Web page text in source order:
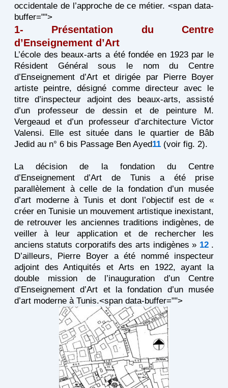
occidentale de l’approche de ce métier. <span data-
buffer="">
1- Présentation du Centre
d’Enseignement d’Art
L’école des beaux-arts a été fondée en 1923 par le
Résident Général sous le nom du Centre
d’Enseignement d’Art et dirigée par Pierre Boyer
artiste peintre, désigné comme directeur avec le
titre d’inspecteur adjoint des beaux-arts, assisté
d’un professeur de dessin et de peinture M.
Vergeaud et d’un professeur d’architecture Victor
Valensi. Elle est située dans le quartier de Bâb
Jedid au n° 6 bis Passage Ben Ayed11(voir fig. 2).
La décision de la fondation du Centre
d’Enseignement d’Art de Tunis a été prise
parallèlement à celle de la fondation d’un musée
d’art moderne à Tunis et dont l’objectif est de «
créer en Tunisie un mouvement artistique inexistant,
de retrouver les anciennes traditions indigènes, de
veiller à leur application et de rechercher les
anciens statuts corporatifs des arts indigènes » 12.
D’ailleurs, Pierre Boyer a été nommé inspecteur
adjoint des Antiquités et Arts en 1922, ayant la
double mission de l’inauguration d’un Centre
d’Enseignement d’Art et la fondation d’un musée
d’art moderne à Tunis.<span data-buffer="">